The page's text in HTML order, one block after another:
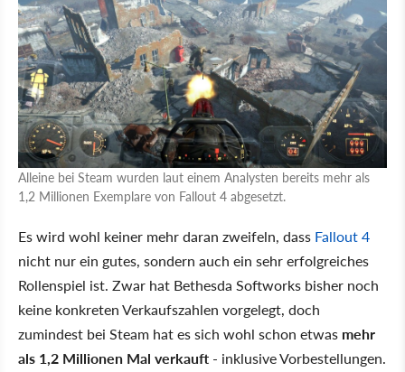
Alleine bei Steam wurden laut einem Analysten bereits mehr als
1,2 Millionen Exemplare von Fallout 4 abgesetzt.
Es wird wohl keiner mehr daran zweifeln, dass Fallout 4
nicht nur ein gutes, sondern auch ein sehr erfolgreiches
Rollenspiel ist. Zwar hat Bethesda Softworks bisher noch
keine konkreten Verkaufszahlen vorgelegt, doch
zumindest bei Steam hat es sich wohl schon etwas mehr
als 1,2 Millionen Mal verkauft - inklusive Vorbestellungen.